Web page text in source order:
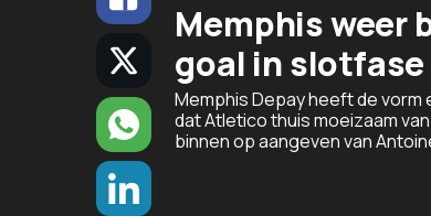
Memphis weer
goal in slotfase
Memphis Depay heeft de
dat Atletico thuis moeizaam
binnen op aangeven van